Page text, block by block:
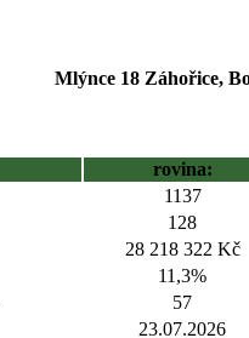
Mlýnce 18 Záhořice,
rovina:
1137
128
28 218 322 Kč
11,3%
57
23.07.2026